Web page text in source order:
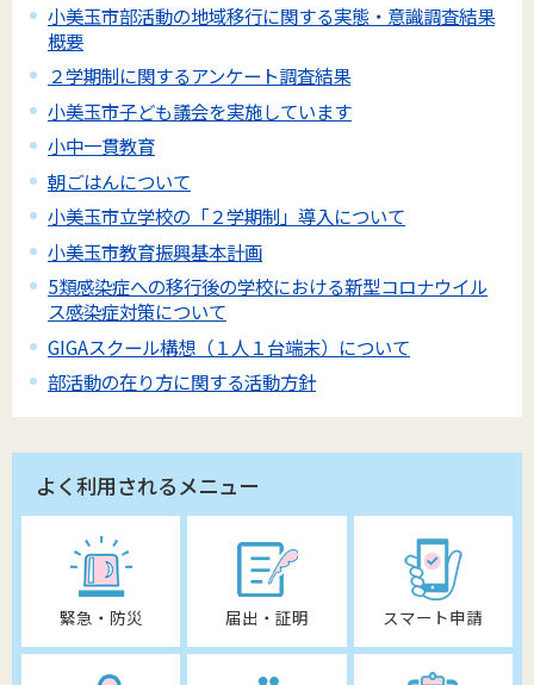
小美玉市部活動の地域移行に関する実態・意識調査結果
概要
２学期制に関するアンケート調査結果
小美玉市子ども議会を実施しています
小中一貫教育
朝ごはんについて
小美玉市立学校の「２学期制」導入について
小美玉市教育振興基本計画
5類感染症への移行後の学校における新型コロナウイル
ス感染症対策について
GIGAスクール構想（１人１台端末）について
部活動の在り方に関する活動方針
よく利用されるメニュー
緊急・防災 届出・証明 スマート申請